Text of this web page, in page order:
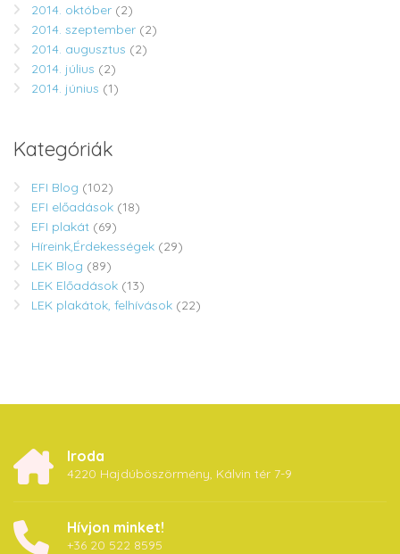
2014. október (2)
2014. szeptember (2)
2014. augusztus (2)
2014. július (2)
2014. június (1)
Kategóriák
EFI Blog (102)
EFI előadások (18)
EFI plakát (69)
Híreink,Érdekességek (29)
LEK Blog (89)
LEK Előadások (13)
LEK plakátok, felhívások (22)
Iroda
4220 Hajdúböszörmény, Kálvin tér 7-9
Hívjon minket!
+36 20 522 8595